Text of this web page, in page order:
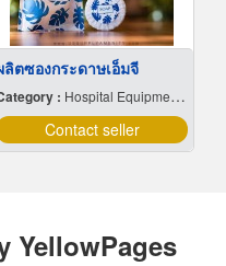
ลิตซองกระดาษเอ็มจี
: Hospital Equipment & Supplies
Contact seller
YellowPages